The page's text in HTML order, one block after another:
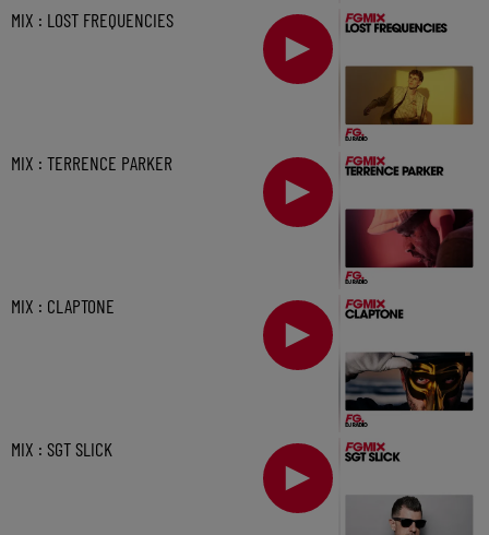
MIX : LOST FREQUENCIES
MIX : TERRENCE PARKER
MIX : CLAPTONE
MIX : SGT SLICK